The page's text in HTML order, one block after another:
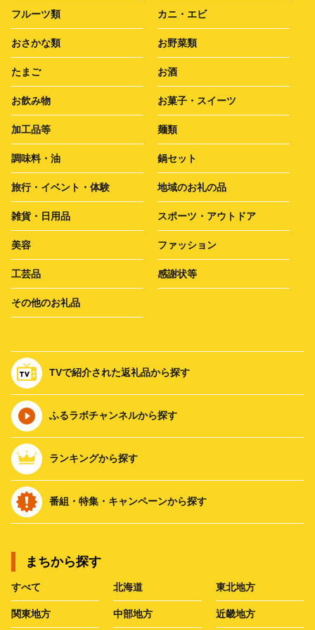
フルーツ類 カニ・エビ
おさかな類 お野菜類
たまご お酒
お飲み物 お菓子・スイーツ
加工品等 麺類
調味料・油 鍋セット
旅行・イベント・体験 地域のお礼の品
雑貨・日用品 スポーツ・アウトドア
美容 ファッション
工芸品 感謝状等
その他のお礼品
TVで紹介された返礼品から探す
ふるラボチャンネルから探す
ランキングから探す
番組・特集・キャンペーンから探す
まちから探す
すべて 北海道 東北地方
関東地方 中部地方 近畿地方